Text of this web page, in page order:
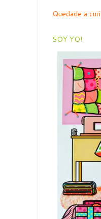
Quedade a
SOY YO!